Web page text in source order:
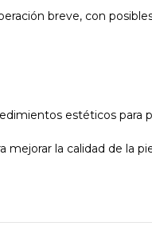
breve, con
estéticos para
la calidad de la